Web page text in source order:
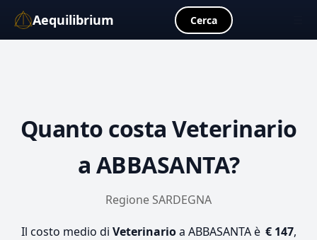
Aequilibrium Cerca
Quanto costa Veterinario
a ABBASANTA?
Regione SARDEGNA
Il costo medio di Veterinarioa ABBASANTA è € 147,